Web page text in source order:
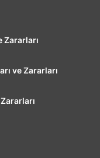
Zararları
ve Zararları